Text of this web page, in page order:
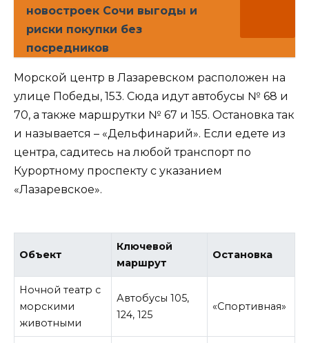
новостроек Сочи выгоды и
риски покупки без
посредников
Морской центр в Лазаревском расположен на
улице Победы, 153. Сюда идут автобусы № 68 и
70, а также маршрутки № 67 и 155. Остановка так
и называется – «Дельфинарий». Если едете из
центра, садитесь на любой транспорт по
Курортному проспекту с указанием
«Лазаревское».
Объект
Ключевой
маршрут
Остановка
Ночной театр с
морскими
животными
Автобусы 105,
124, 125
«Спортивная»